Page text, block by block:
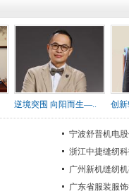
逆境突围 向阳而生—.. 创
宁波舒普机电
浙江中捷缝纫
广州新机缝纫
广东省服装服